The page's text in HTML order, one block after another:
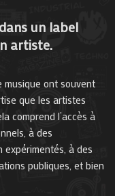
un label
artiste.
musique ont souvent
que les artistes
comprend l’accès à
à des
à des
publiques, et bien